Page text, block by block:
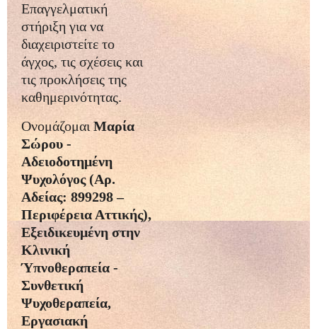
Επαγγελματική
στήριξη για να
διαχειριστείτε το
άγχος, τις σχέσεις και
τις προκλήσεις της
καθημερινότητας.
Ονομάζομαι Μαρία
Σώρου -
Αδειοδοτημένη
Ψυχολόγος (Αρ.
Αδείας: 899298 –
Περιφέρεια Αττικής),
Εξειδικευμένη στην
Κλινική
Ύπνοθεραπεία -
Συνθετική
Ψυχοθεραπεία,
Εργασιακή